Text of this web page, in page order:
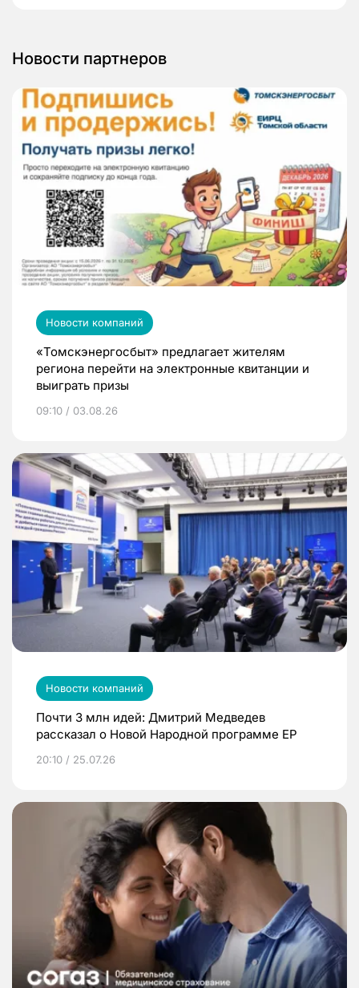
Новости партнеров
Новости компаний
«Томскэнергосбыт» предлагает жителям
региона перейти на электронные квитанции и
выиграть призы
09:10 / 03.08.26
Новости компаний
Почти 3 млн идей: Дмитрий Медведев
рассказал о Новой Народной программе ЕР
20:10 / 25.07.26